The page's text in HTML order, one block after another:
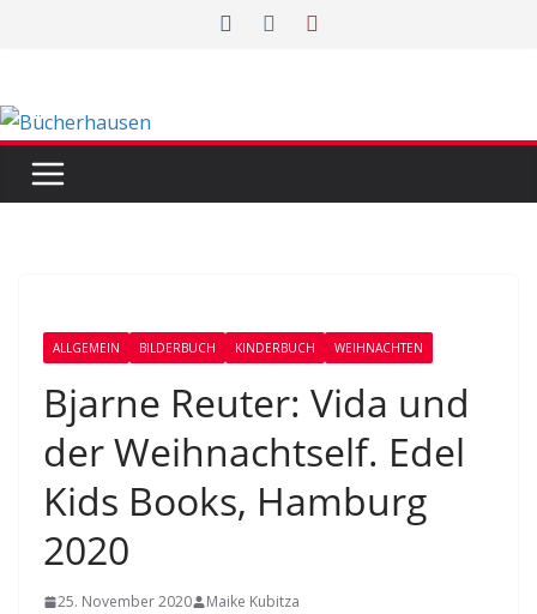
ALLGEMEIN BILDERBUCH KINDERBUCH WEIHNACHTEN
Bjarne Reuter: Vida und
der Weihnachtself. Edel
Kids Books, Hamburg
2020
25. November 2020 Maike Kubitza